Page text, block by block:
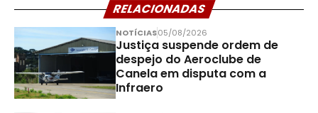
RELACIONADAS
NOTÍCIAS05/08/2026
Justiça suspende ordem de
despejo do Aeroclube de
Canela em disputa com a
Infraero